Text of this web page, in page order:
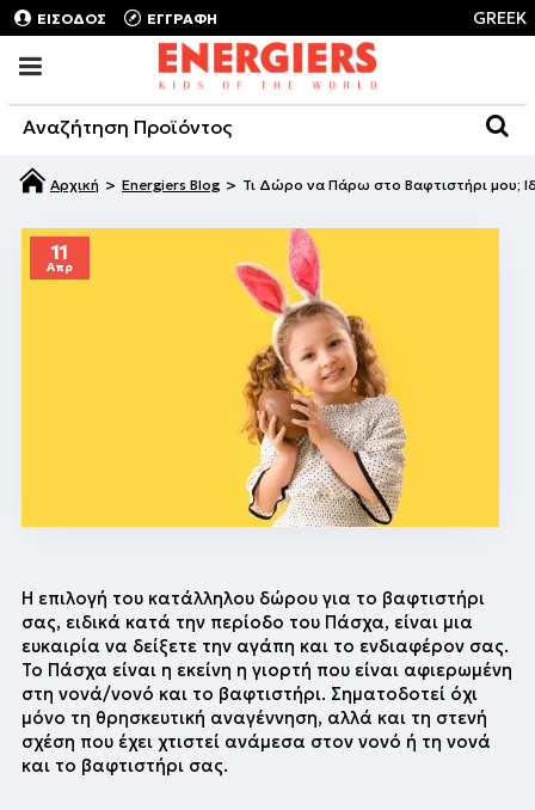
ΕΙΣΟΔΟΣ ΕΓΓΡΑΦΗ GREEK
Energiers Blog Τι Δώρο να Πάρω στο Βαφτιστήρι μου;
11
Απρ
Η επιλογή του κατάλληλου δώρου για το βαφτιστήρι
σας, ειδικά κατά την περίοδο του Πάσχα, είναι μια
ευκαιρία να δείξετε την αγάπη και το ενδιαφέρον σας.
Το Πάσχα είναι η εκείνη η γιορτή που είναι αφιερωμένη
στη νονά/νονό και το βαφτιστήρι. Σηματοδοτεί όχι
μόνο τη θρησκευτική αναγέννηση, αλλά και τη στενή
σχέση που έχει χτιστεί ανάμεσα στον νονό ή τη νονά
και το βαφτιστήρι σας.